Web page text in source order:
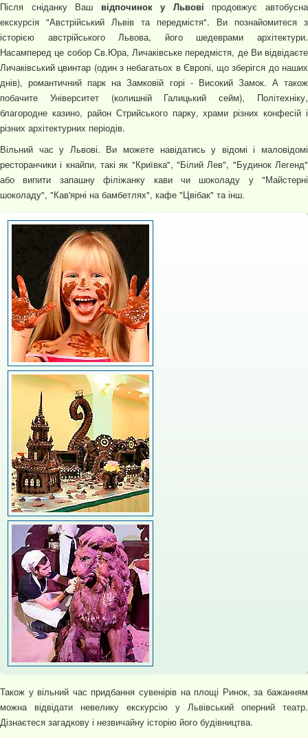
Після сніданку Ваш відпочинок у Львові продовжує автобусна
екскурсія "Австрійський Львів та передмістя". Ви познайомитеся з
історією австрійського Львова, його шедеврами архітектури.
Насамперед це cобор Св.Юра, Личаківське передмістя, де Ви відвідаєте
Личаківський цвинтар (один з небагатьох в Європі, що зберігся до наших
днів), романтичний парк на Замковій горі - Високий Замок. А також
побачите Університет (колишній Галицький сейм), Політехніку,
благородне казино, район Стрийського парку, храми різних конфесій і
різних архітектурних періодів.
Вільний час у Львові. Ви можете навідатись у відомі і маловідомі
ресторанчики і кнайпи, такі як "Криївка", "Білий Лев", "Будинок Легенд"
або випити запашну філіжанку кави чи шоколаду у "Майстерні
шоколаду", "Кав'ярні на бамбетлях", кафе "Цвібак" та інш.
Також у вільний час придбання сувенірів на площі Ринок, за бажанням
можна відвідати невелику екскурсію у Львівський оперний театр.
Дізнаєтеся загадкову і незвичайну історію його будівництва.